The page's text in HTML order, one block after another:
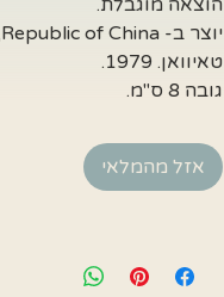
הוצאה מוגבלת.
טאיוואן. 1979.
גובה 8 ס"מ.
אזל מהמלאי